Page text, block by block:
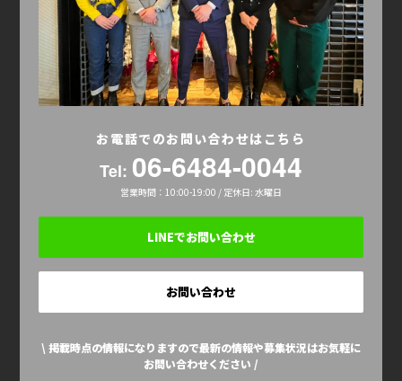
お電話でのお問い合わせはこちら
Tel: 06-6484-0044
営業時間：10:00-19:00 / 定休日: 水曜日
LINEでお問い合わせ
お問い合わせ
\ 掲載時点の情報になりますので最新の情報や募集状況はお気軽に
お問い合わせください /